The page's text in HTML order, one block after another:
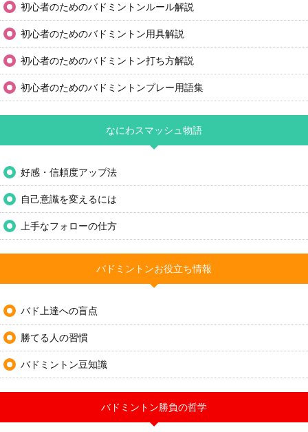
初心者のためのバドミントンルール解説
初心者のためのバドミントン用具解説
初心者のためのバドミントン打ち方解説
初心者のためのバドミントンプレー用語集
なにわスマッシュ物語
好感・信頼度アップ法
自己意識を変えるには
上手なフォローの仕方
バドミントンお役立ち情報
バド上達への盲点
勝てる人の習慣
バドミントン豆知識
バドミントン勝負の哲学